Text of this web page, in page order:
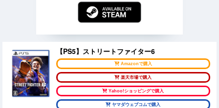
【PS5】ストリートファイター6
Amazonで購入
楽天市場で購入
Yahoo!ショッピングで購入
ヤマダウェブコムで購入